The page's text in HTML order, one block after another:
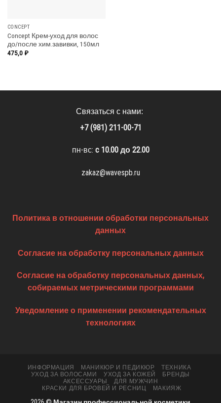
CONCEPT
Concept Крем-уход для волос
до/после хим.завивки, 150мл
475,0 ₽
Связаться с нами:
+7 (981) 211-00-71
пн-вс: c 10.00 до 22.00
zakaz@wavespb.ru
Политика в отношении обработки персональных
данных
Согласие на обработку персональных данных
Согласие на обработку персональных данных,
собираемых метрическими программами
Уведомление о применении рекомендательных
технологиях
ИНФОРМАЦИЯ МАНИКЮР И ПЕДИКЮР
ТЕХНИКА
УХОД ЗА ВОЛОСАМИ
УХОД ЗА КОЖЕЙ
БРЕНДЫ
АКСЕССУАРЫ
ДЛЯ МУЖЧИН
КРАСКИ ДЛЯ БРОВЕЙ И РЕСНИЦ
МАКИЯЖ